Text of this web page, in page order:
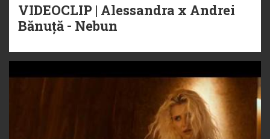
VIDEOCLIP | Alessandra x Andrei
Bănuță - Nebun